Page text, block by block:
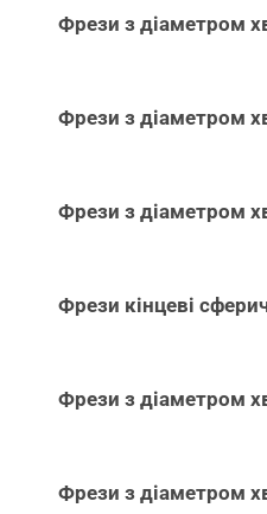
Фрези з діаметром
Фрези з діаметром
Фрези з діаметром
Фрези кінцеві
Фрези з діаметром
Фрези з діаметром